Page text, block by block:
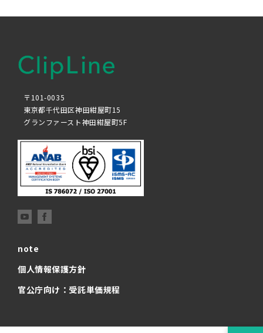
〒101-0035
東京都千代田区神田紺屋町15
グランファースト神田紺屋町5F
note
個人情報保護方針
官公庁向け：受託単価規程